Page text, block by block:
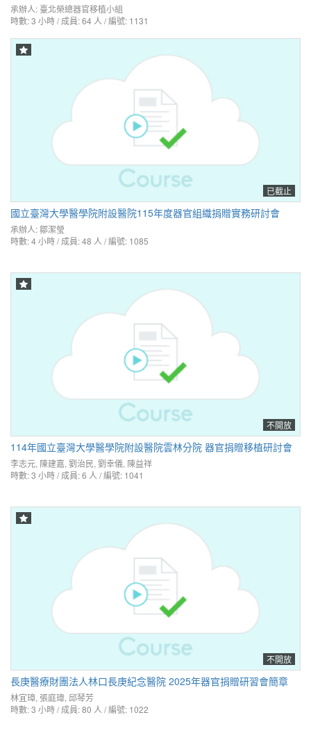
承辦人: 臺北榮總器官移植小組
時數: 3 小時 / 成員: 64 人 / 編號: 1131
已截止
國立臺灣大學醫學院附設醫院115年度器官組織捐贈實務研討會
承辦人:鄒潔瑩
時數: 4 小時 / 成員: 48 人 / 編號: 1085
不開放
114年國立臺灣大學醫學院附設醫院雲林分院 器官捐贈移植研討會
李志元, 陳建嘉, 劉治民, 劉幸儀, 陳益祥
時數: 3 小時 / 成員: 6 人 / 編號: 1041
不開放
長庚醫療財團法人林口長庚紀念醫院 2025年器官捐贈研習會簡章
林宜璋, 張庭瑋, 邱琴芳
時數: 3 小時 / 成員: 80 人 / 編號: 1022